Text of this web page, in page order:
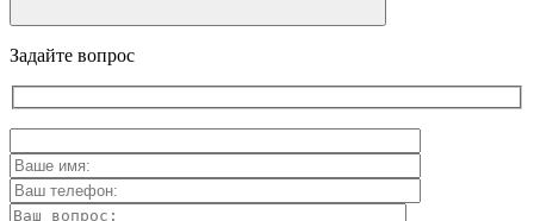
Задайте вопрос